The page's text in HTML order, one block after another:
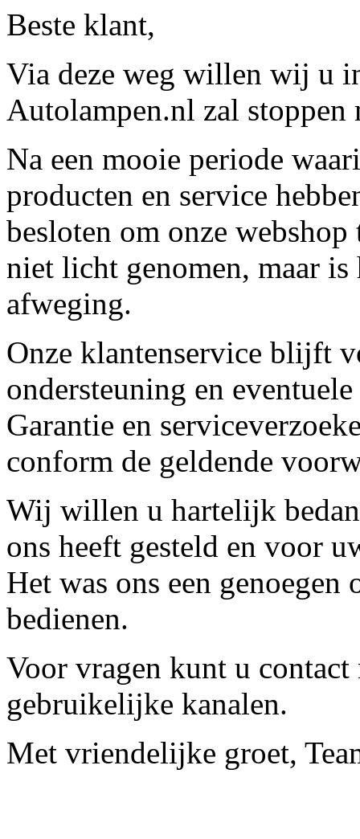
Beste klant,
Via deze weg willen wij u
Autolampen.nl zal stoppen
Na een mooie periode
producten en service
besloten om onze
niet licht genomen, maar
afweging.
Onze klantenservice blijft
ondersteuning en
Garantie en
conform de geldende
Wij willen u hartelijk
ons heeft gesteld en voor
Het was ons een
bedienen.
Voor vragen kunt u contact
gebruikelijke kanalen.
Met vriendelijke groet,